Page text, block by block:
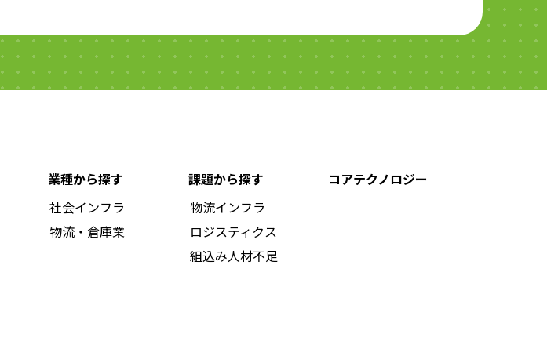
業種から探す
社会インフラ
物流・倉庫業
課題から探す
物流インフラ
ロジスティクス
組込み人材不足
コアテクノロジー